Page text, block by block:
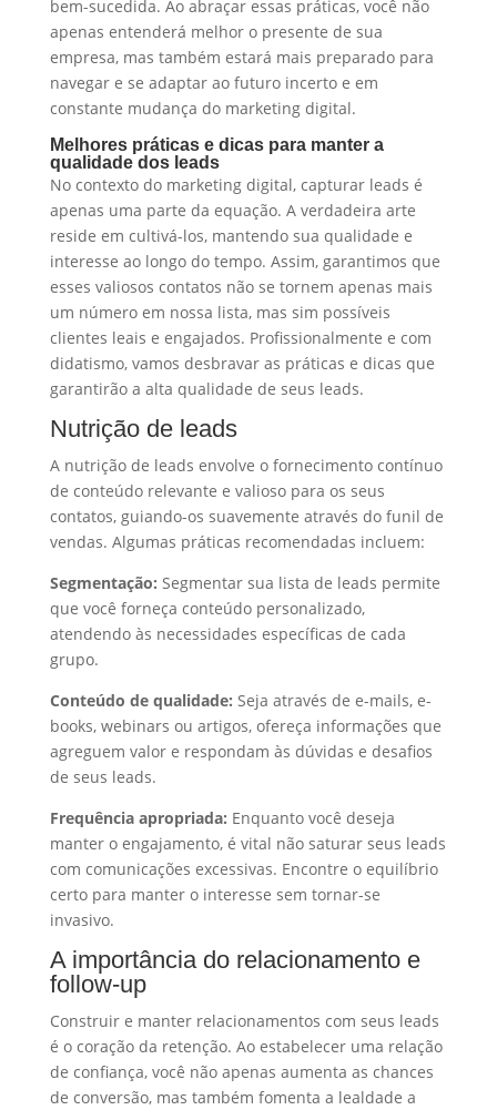
bem-sucedida. Ao abraçar essas práticas, você não
apenas entenderá melhor o presente de sua
empresa, mas também estará mais preparado para
navegar e se adaptar ao futuro incerto e em
constante mudança do marketing digital.
Melhores práticas e dicas para manter a
qualidade dos leads
No contexto do marketing digital, capturar leads é
apenas uma parte da equação. A verdadeira arte
reside em cultivá-los, mantendo sua qualidade e
interesse ao longo do tempo. Assim, garantimos que
esses valiosos contatos não se tornem apenas mais
um número em nossa lista, mas sim possíveis
clientes leais e engajados. Profissionalmente e com
didatismo, vamos desbravar as práticas e dicas que
garantirão a alta qualidade de seus leads.
Nutrição de leads
A nutrição de leads envolve o fornecimento contínuo
de conteúdo relevante e valioso para os seus
contatos, guiando-os suavemente através do funil de
vendas. Algumas práticas recomendadas incluem:
Segmentação: Segmentar sua lista de leads permite
que você forneça conteúdo personalizado,
atendendo às necessidades específicas de cada
grupo.
Conteúdo de qualidade: Seja através de e-mails, e-
books, webinars ou artigos, ofereça informações que
agreguem valor e respondam às dúvidas e desafios
de seus leads.
Frequência apropriada: Enquanto você deseja
manter o engajamento, é vital não saturar seus leads
com comunicações excessivas. Encontre o equilíbrio
certo para manter o interesse sem tornar-se
invasivo.
A importância do relacionamento e
follow-up
Construir e manter relacionamentos com seus leads
é o coração da retenção. Ao estabelecer uma relação
de confiança, você não apenas aumenta as chances
de conversão, mas também fomenta a lealdade a